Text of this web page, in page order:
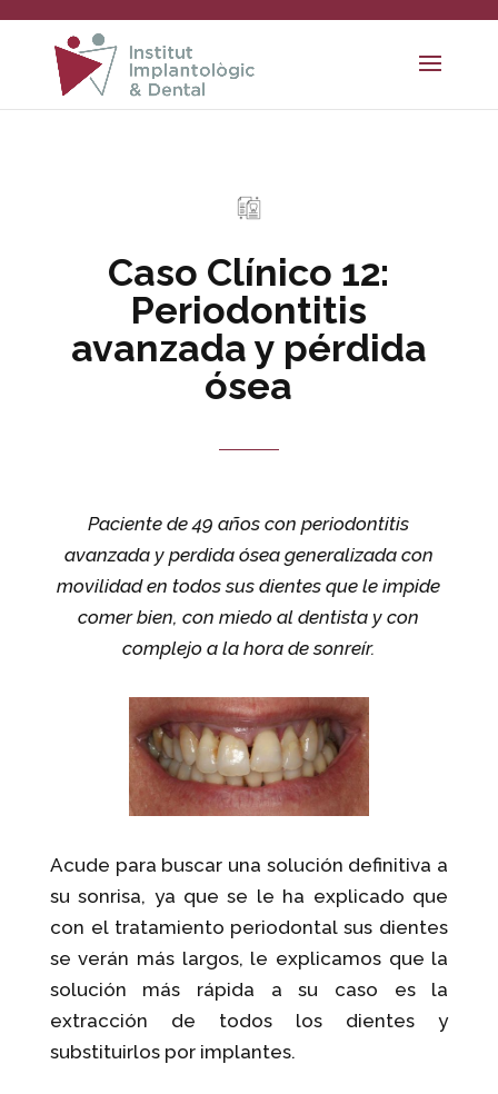
Caso Clínico 12:
Periodontitis
avanzada y pérdida
ósea
Paciente de 49 años con periodontitis
avanzada y perdida ósea generalizada con
movilidad en todos sus dientes que le impide
comer bien, con miedo al dentista y con
complejo a la hora de sonreír.
Acude para buscar una solución definitiva a
su sonrisa, ya que se le ha explicado que
con el tratamiento periodontal sus dientes
se verán más largos, le explicamos que la
solución más rápida a su caso es la
extracción de todos los dientes y
substituirlos por implantes.